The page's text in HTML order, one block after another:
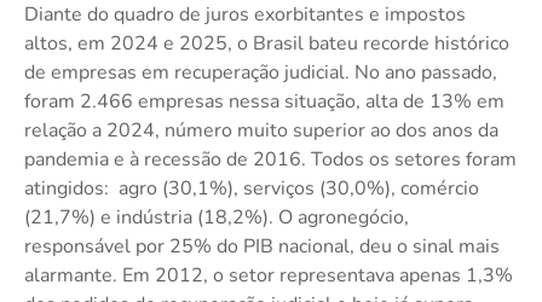
Diante do quadro de juros exorbitantes e impostos
altos, em 2024 e 2025, o Brasil bateu recorde histórico
de empresas em recuperação judicial. No ano passado,
foram 2.466 empresas nessa situação, alta de 13% em
relação a 2024, número muito superior ao dos anos da
pandemia e à recessão de 2016. Todos os setores foram
atingidos: agro (30,1%), serviços (30,0%), comércio
(21,7%) e indústria (18,2%). O agronegócio,
responsável por 25% do PIB nacional, deu o sinal mais
alarmante. Em 2012, o setor representava apenas 1,3%